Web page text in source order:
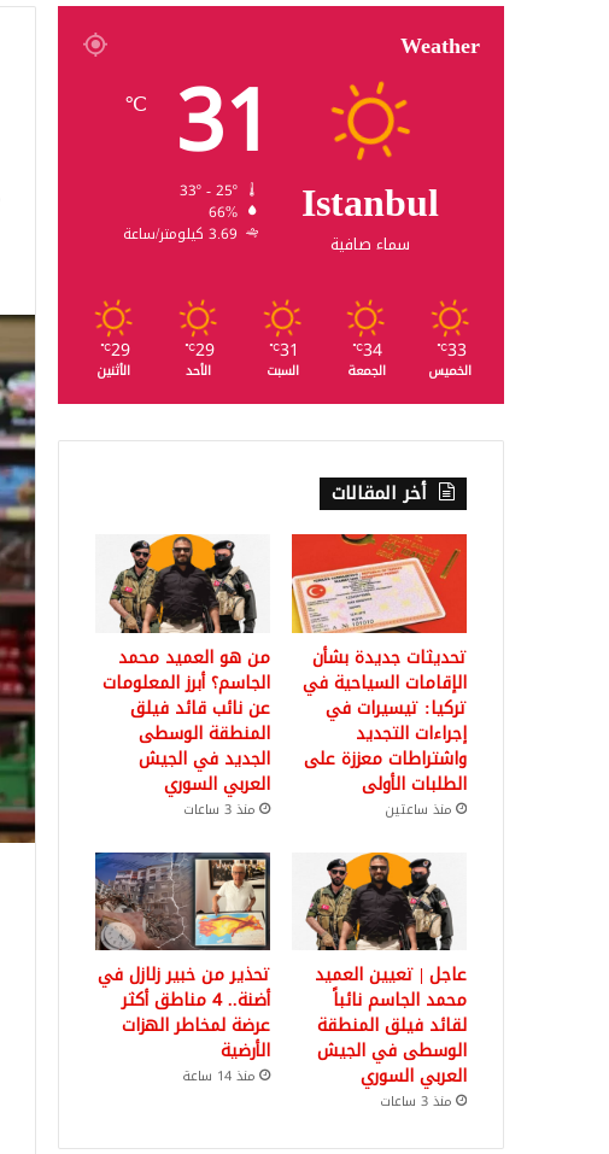
Weather
Istanbul
سماء صافية
31
℃
66%
3.69 كيلومتر/ساعة
33
℃
الخميس
34
℃
الجمعة
31
℃
السبت
29
℃
الأحد
29
℃
الأثنين
أخر المقالات
تحديثات جديدة بشأن
الإقامات السياحية في
تركيا: تيسيرات في
إجراءات التجديد
واشتراطات معززة على
الطلبات الأولى
منذ ساعتين
من هو العميد محمد
الجاسم؟ أبرز المعلومات
عن نائب قائد فيلق
المنطقة الوسطى
الجديد في الجيش
العربي السوري
منذ 3 ساعات
عاجل | تعيين العميد
محمد الجاسم نائباً
لقائد فيلق المنطقة
الوسطى في الجيش
العربي السوري
منذ 3 ساعات
تحذير من خبير زلازل في
أضنة.. 4 مناطق أكثر
عرضة لمخاطر الهزات
الأرضية
منذ 14 ساعة